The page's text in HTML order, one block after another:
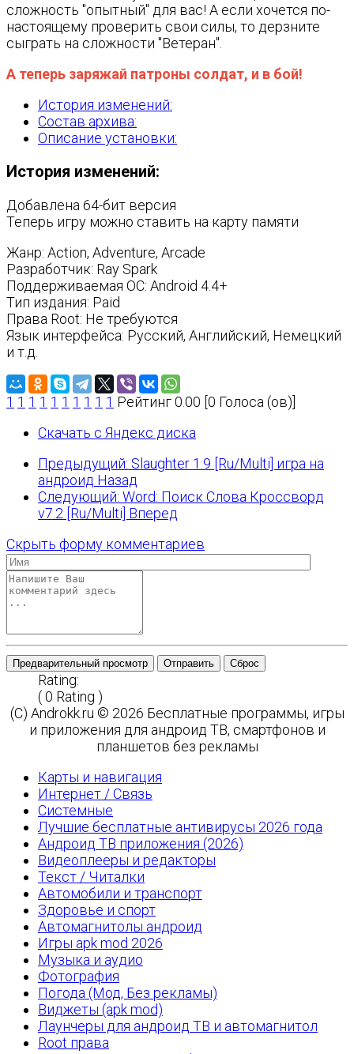
сложность "опытный" для вас! А если хочется по-
настоящему проверить свои силы, то дерзните
сыграть на сложности "Ветеран".
А теперь заряжай патроны солдат, и в бой!
История изменений:
Состав архива:
Описание установки:
История изменений:
Добавлена 64-бит версия
Теперь игру можно ставить на карту памяти
Жанр: Action, Adventure, Arcade
Разработчик: Ray Spark
Поддерживаемая ОС: Android 4.4+
Тип издания: Paid
Права Root: Не требуются
Язык интерфейса: Русский, Английский, Немецкий
и т.д.
1 1 1 1 1 1 1 1 1 1 Рейтинг 0.00 [0 Голоса (ов)]
Скачать с Яндекс диска
Предыдущий: Slaughter 1.9 [Ru/Multi] игра на
андроид Назад
Следующий: Word: Поиск Слова Кроссворд
v7.2 [Ru/Multi] Вперед
Скрыть форму комментариев
Предварительный просмотр Отправить Сброс
Rating:
( 0 Rating )
(C) Androkk.ru © 2026 Бесплатные программы, игры
и приложения для андроид ТВ, смартфонов и
планшетов без рекламы
Карты и навигация
Интернет / Связь
Системные
Лучшие бесплатные антивирусы 2026 года
Андроид ТВ приложения (2026)
Видеоплееры и редакторы
Текст / Читалки
Автомобили и транспорт
Здоровье и спорт
Автомагнитолы андроид
Игры apk mod 2026
Музыка и аудио
Фотография
Погода (Мод, Без рекламы)
Виджеты (apk mod)
Лаунчеры для андроид ТВ и автомагнитол
Root права